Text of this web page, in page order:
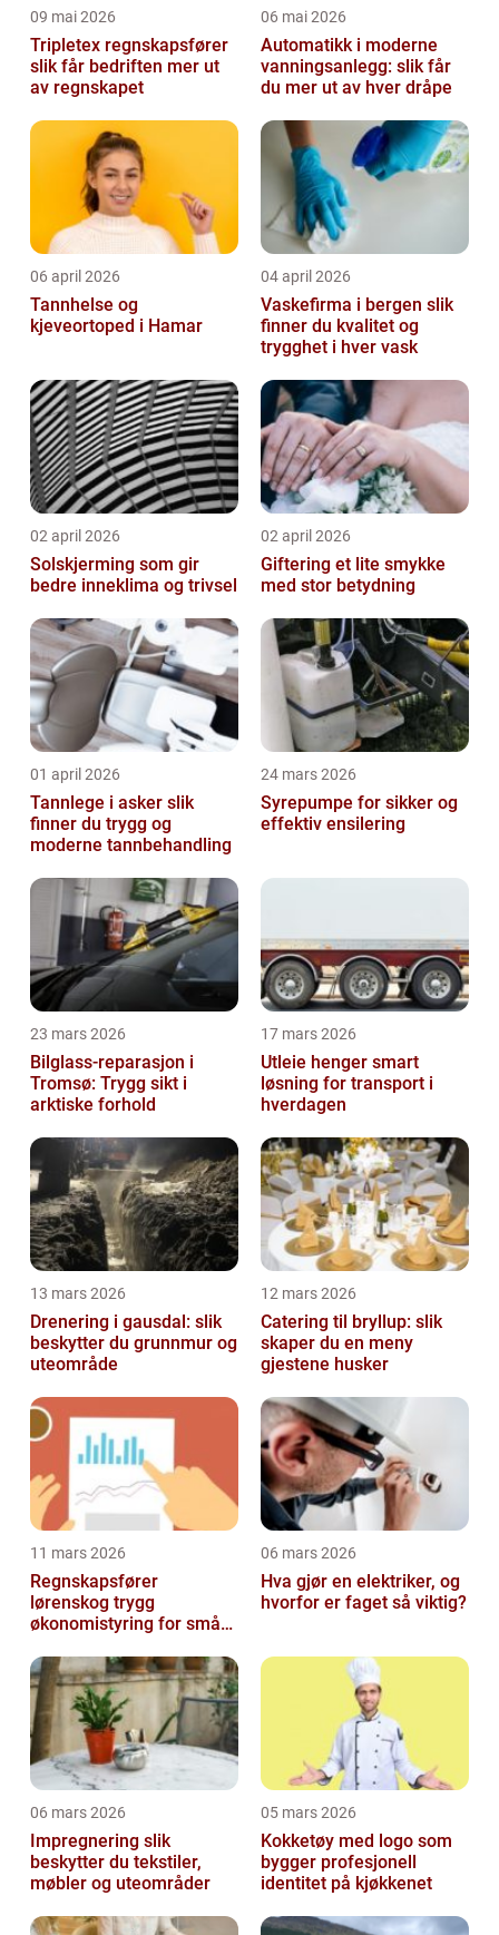
09 mai 2026
Tripletex regnskapsfører
slik får bedriften mer ut
av regnskapet
06 mai 2026
Automatikk i moderne
vanningsanlegg: slik får
du mer ut av hver dråpe
06 april 2026
Tannhelse og
kjeveortoped i Hamar
04 april 2026
Vaskefirma i bergen slik
finner du kvalitet og
trygghet i hver vask
02 april 2026
Solskjerming som gir
bedre inneklima og trivsel
02 april 2026
Giftering et lite smykke
med stor betydning
01 april 2026
Tannlege i asker slik
finner du trygg og
moderne tannbehandling
24 mars 2026
Syrepumpe for sikker og
effektiv ensilering
23 mars 2026
Bilglass-reparasjon i
Tromsø: Trygg sikt i
arktiske forhold
17 mars 2026
Utleie henger smart
løsning for transport i
hverdagen
13 mars 2026
Drenering i gausdal: slik
beskytter du grunnmur og
uteområde
12 mars 2026
Catering til bryllup: slik
skaper du en meny
gjestene husker
11 mars 2026
Regnskapsfører
lørenskog trygg
økonomistyring for små
06 mars 2026
Hva gjør en elektriker, og
hvorfor er faget så viktig?
06 mars 2026
Impregnering slik
beskytter du tekstiler,
møbler og uteområder
05 mars 2026
Kokketøy med logo som
bygger profesjonell
identitet på kjøkkenet